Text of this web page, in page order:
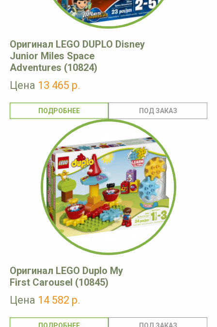
Оригинал LEGO DUPLO Disney
Junior Miles Space
Adventures (10824)
Цена 13 465 р.
ПОДРОБНЕЕ
Оригинал LEGO Duplo My
First Carousel (10845)
Цена 14 582 р.